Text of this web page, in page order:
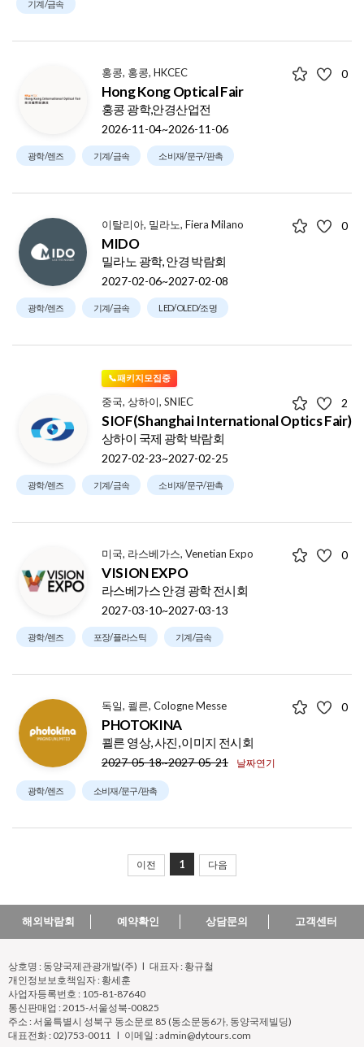
기계/금속
홍콩, 홍콩, HKCEC 0
Hong Kong Optical Fair
홍콩 광학,안경산업전
2026-11-04~2026-11-06
광학/렌즈 기계/금속 소비재/문구/판촉
이탈리아, 밀라노, Fiera Milano 0
MIDO
밀라노 광학, 안경 박람회
2027-02-06~2027-02-08
광학/렌즈 기계/금속 LED/OLED/조명
📞패키지모집중
중국, 상하이, SNIEC 2
SIOF(Shanghai International Optics Fair)
상하이 국제 광학 박람회
2027-02-23~2027-02-25
광학/렌즈 기계/금속 소비재/문구/판촉
미국, 라스베가스, Venetian Expo 0
VISION EXPO
라스베가스 안경 광학 전시회
2027-03-10~2027-03-13
광학/렌즈 포장/플라스틱 기계/금속
독일, 쾰른, Cologne Messe 0
PHOTOKINA
쾰른 영상, 사진, 이미지 전시회
2027-05-18~2027-05-21 날짜연기
광학/렌즈 소비재/문구/판촉
이전 1 다음
해외박람회 예약확인 상담문의 고객센터
상호명 : 동양국제관광개발(주) l 대표자 : 황규철
개인정보보호책임자 : 황세훈
사업자등록번호 : 105-81-87640
통신판매업 : 2015-서울성북-00825
주소 : 서울특별시 성북구 동소문로 85 (동소문동6가, 동양국제빌딩)
대표전화 : 02)753-0011 l 이메일 : admin@dytours.com